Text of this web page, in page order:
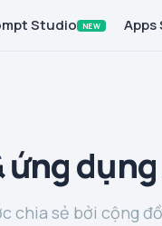
Studio NEW Apps
ứng
chia sẻ bởi cộng